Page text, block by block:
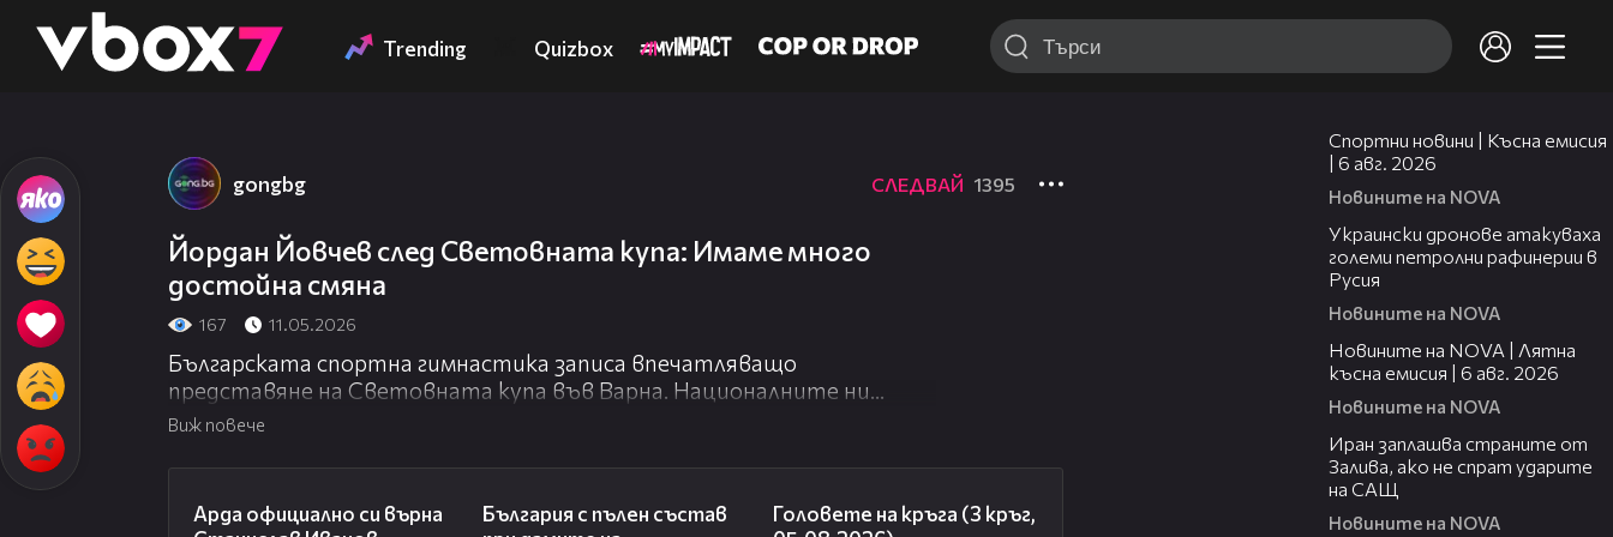
👾 Trending Quizbox
gongbg СЛЕДВАЙ 1395
Йордан Йовчев след Световната купа: Имаме много
достойна смяна
167 11.05.2026
Българската спортна гимнастика записа впечатляващо
представяне на Световната купа във Варна. Националните ни
състезатели завоюваха общо четири медала.
Даниел Трифонов спечели злато на висилка и сребро на прескок.
Давид Иванов стана шампион на халки, а брат му Йоан завоюва
сребро на успоредка.
Виж повече
Арда официално си върна
България с пълен състав
Головете на кръга (3 кръг,
Спортни новини | Късна емисия
| 6 авг. 2026
Новините на NOVA
Украински дронове атакуваха
големи петролни рафинерии в
Русия
Новините на NOVA
Новините на NOVA | Лятна
късна емисия | 6 авг. 2026
Новините на NOVA
Иран заплашва страните от
Залива, ако не спрат ударите
на САЩ
Новините на NOVA